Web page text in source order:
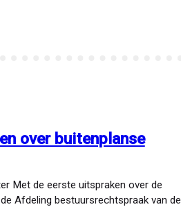
omzetting
over buitenplanse
Met de eerste uitspraken over de
Afdeling bestuursrechtspraak van de